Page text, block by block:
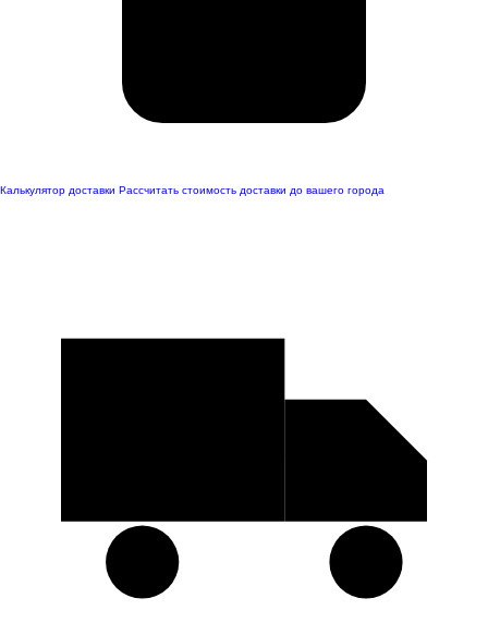
Калькулятор доставки Рассчитать стоимость доставки до вашего города